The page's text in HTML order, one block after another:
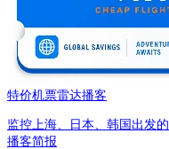
特价机票雷达播客
监控上海、日本、韩国出发
播客简报